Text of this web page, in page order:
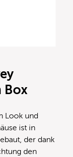
Box
Look und
ist in
der dank
den